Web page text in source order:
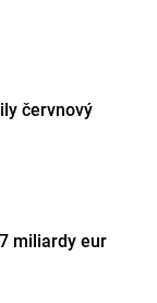
červnový
miliardy eur